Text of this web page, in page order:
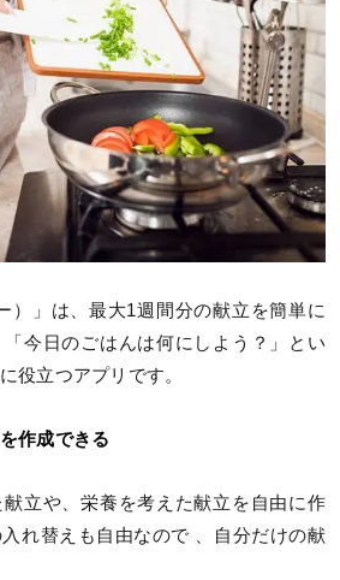
）」は、最大1週間分の献立を簡単に
今日のごはんは何にしよう？」とい
役立つアプリです。
作成できる
立や、栄養を考えた献立を自由に作
れ替えも自由なので 、自分だけの献